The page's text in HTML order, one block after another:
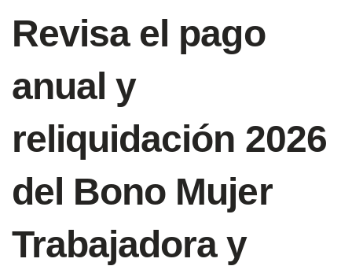
Revisa el pago
anual y
reliquidación 2026
del Bono Mujer
Trabajadora y